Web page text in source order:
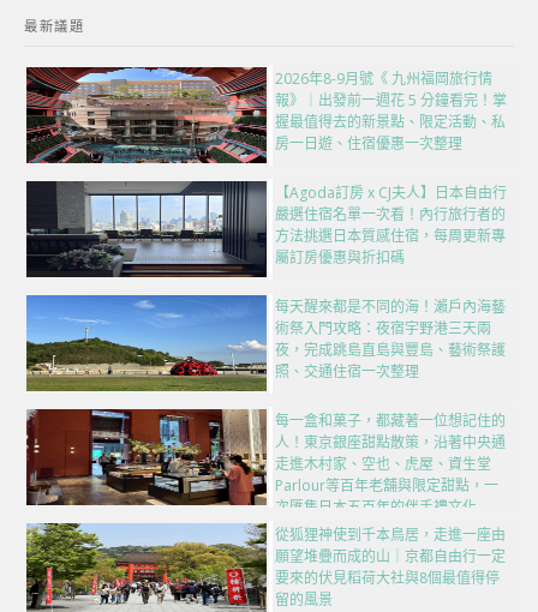
最新議題
2026年8-9月號《 九州福岡旅行情
報》｜出發前一週花 5 分鐘看完！掌
握最值得去的新景點、限定活動、私
房一日遊、住宿優惠一次整理
【Agoda訂房 x CJ夫人】日本自由行
嚴選住宿名單一次看！內行旅行者的
方法挑選日本質感住宿，每周更新專
屬訂房優惠與折扣碼
每天醒來都是不同的海！瀨戶內海藝
術祭入門攻略：夜宿宇野港三天兩
夜，完成跳島直島與豐島、藝術祭護
照、交通住宿一次整理
每一盒和菓子，都藏著一位想記住的
人！東京銀座甜點散策，沿著中央通
走進木村家、空也、虎屋、資生堂
Parlour等百年老舖與限定甜點，一
次匯集日本五百年的伴手禮文化
從狐狸神使到千本鳥居，走進一座由
願望堆疊而成的山｜京都自由行一定
要來的伏見稻荷大社與8個最值得停
留的風景